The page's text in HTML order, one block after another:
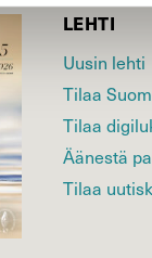
LEHTI
Uusin lehti
Tilaa
Tilaa
Äänestä
Tilaa